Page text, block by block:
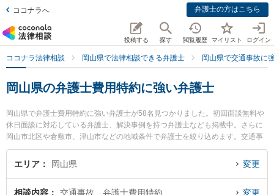
ココナラへ 弁護士の方はこちら
投稿する 探す 閲覧履歴 マイリスト ログイン
ココナラ法律相談 岡山県で法律相談できる弁護士 岡山県で交通事故に
岡山県の弁護士費用特約に強い弁護士
岡山県で弁護士費用特約に強い弁護士が58名見つかりました。初回面談無料や
休日面談に対応している弁護士、解決事例を持つ弁護士なども掲載中。さらに
岡山市北区や倉敷市、津山市などの地域条件で弁護士を絞り込めます。交通事
故に関係する自動車事故やバイク事故、自転車事故等の細かな分野での絞り込
み検索もでき便利です。特にはやし法律事務所の林 寛子弁護士やベリーベスト
エリア 岡山県 変更
相談内容 交通事故、弁護士費用特約 変更